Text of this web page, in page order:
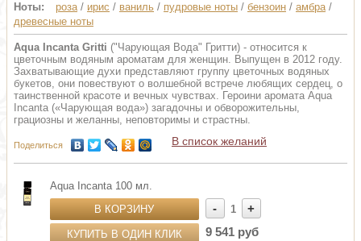
Ноты:
роза/ ирис / ваниль / пудровые ноты / бензоин / амбра/
древесные ноты
Aqua Incanta Gritti ("Чарующая Вода" Гритти) - относится к
цветочным водяным ароматам для женщин. Выпущен в 2012 году.
Захватывающие духи представляют группу цветочных водяных
букетов, они повествуют о волшебной встрече любящих сердец, о
таинственной красоте и вечных чувствах. Героини аромата Aqua
Incanta («Чарующая вода») загадочны и обворожительны,
грациозны и желанны, неповторимы и страстны.
Поделиться В список желаний
Aqua Incanta 100 мл.
В КОРЗИНУ
КУПИТЬ В ОДИН КЛИК
- 1
+
9 541 руб